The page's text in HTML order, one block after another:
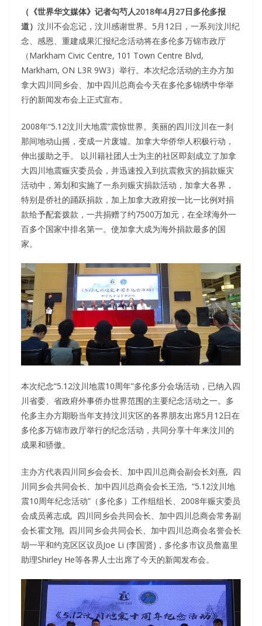
（《世界华文媒体》记者勾芍人2018年4月27日多伦多报
道） 汶川不会忘记，汶川感谢世界。5月12日，一系列汶川纪
念、感恩、重建成果汇报纪念活动将在多伦多万锦市政厅
（Markham Civic Centre, 101 Town Centre Blvd,
Markham, ON L3R 9W3）举行。本次纪念活动的主办方加
拿大四川同乡会、加中四川总商会今天在多伦多锦绣中华举
行的新闻发布会上正式宣布。
2008年“5.12汶川大地震”震惊世界。美丽的四川汶川在⼀刹
那间地动⼭摇，变成⼀⽚废墟。加拿⼤华侨华人积极行动，
伸出援助之⼿。 以川籍社团⼈⼠为主的社区即刻成⽴了加拿
⼤四川地震赈灾委员会，并迅速投入到抗震救灾的捐款赈灾
活动中，筹划和实施了一⽷列赈灾捐款活动，加拿⼤各界，
特别是侨社的踊跃捐款，加上加拿大政府按⼀⽐⼀比例对捐
款给予配套拨款，⼀共捐赠了约7500万加元，在全球海外⼀
百多个国家中排名第一。使加拿⼤成为海外捐款最多的国
家。
本次纪念“5.12汶川地震10周年”多伦多分会场活动，已纳⼊四
川省委、省政府外事侨办世界范围的主要纪念活动之⼀。多
伦多主办方期盼当年支持汶川灾区的各界朋友出席5月12日在
多伦多万锦市政厅举行的纪念活动，共同分享⼗年来汶川的
成果和骄傲。
主办⽅代表四川同乡会会长、加中四川总商会副会长刘熹, 四
川同乡会共同会长、加中四川总商会会长王浩, “5.12汶川地
震10周年纪念活动”（多伦多）工作组组长、2008年赈灾委员
会成员蒋志成, 四川同乡会共同会长、加中四川总商会常务副
会长霍⽂翔, 四川同乡会共同会长、加中四川总商会名誉会长
胡⼀平和约克区区议员Joe Li (李国贤)，多伦多市议员詹嘉里
助理Shirley He等各界人士出席了今天的新闻发布会。